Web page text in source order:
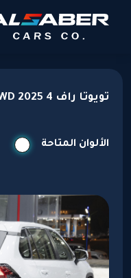
تويوتا راف 4 LE 4WD 2025
الألوان المتاحة